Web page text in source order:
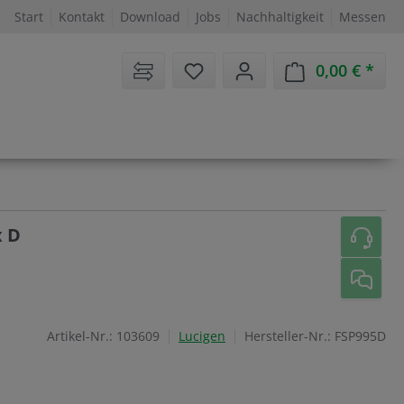
Start Kontakt Download Jobs Nachhaltigkeit Messen
Sie haben 0 Artikel auf dem
0,00 €
D
Artikel-Nr.: 103609 Lucigen Hersteller-Nr.: FSP995D